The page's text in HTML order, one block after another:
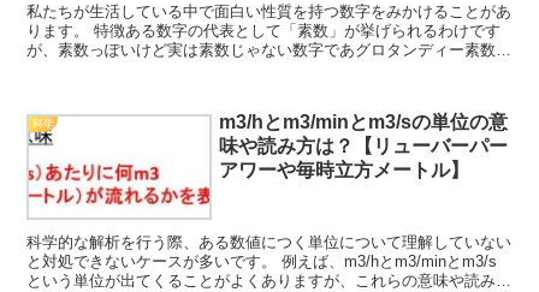
私たちが生活している中で面白い性質を持つ数字をみかけることがあ
ります。 特徴ある数字の代表として「素数」が挙げられるわけです
が、素数っぽいけど実は素数じゃない数字であグロタンディー素数か
科学
m3/hとm3/minとm3/sの単位の意
味や読み方は？【リューバーパー
アワーや毎時立方メートル】
科学的な解析を行う際、ある数値につく単位について理解していない
と対処できないケースが多いです。 例えば、m3/hとm3/minとm3/s
という単位が出てくることがよくありますが、これらの意味や読み方